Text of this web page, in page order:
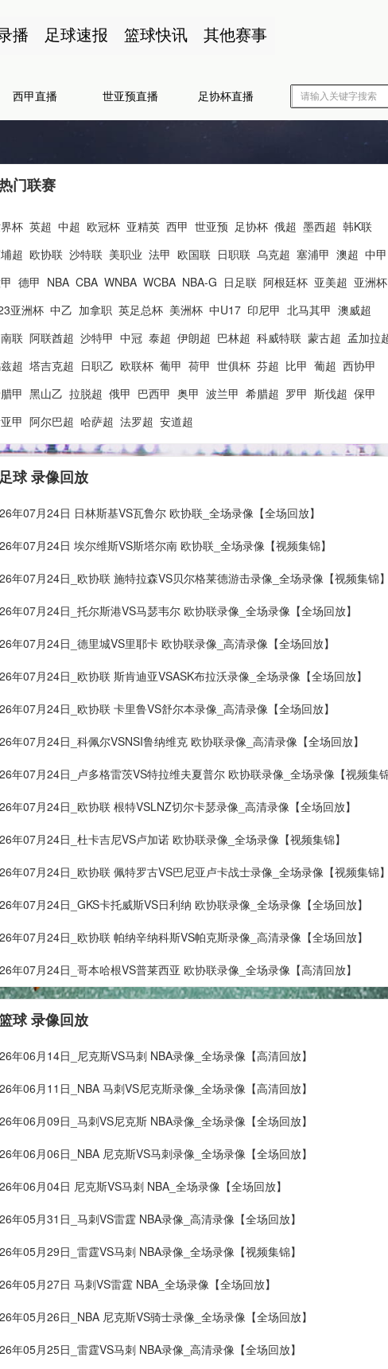
播 足球速报 篮球快讯 其他赛事
西甲直播 世亚预直播 足协杯直播
门联赛
杯 英超 中超 欧冠杯 亚精英 西甲 世亚预 足协杯 俄超 墨西超 韩K联
超 欧协联 沙特联 美职业 法甲 欧国联 日职联 乌克超 塞浦甲 澳超 中甲
德甲 NBA CBA WNBA WCBA NBA-G 日足联 阿根廷杯 亚美超 亚洲杯
亚洲杯 中乙 加拿职 英足总杯 美洲杯 中U17 印尼甲 北马其甲 澳威超
联 阿联酋超 沙特甲 中冠 泰超 伊朗超 巴林超 科威特联 蒙古超 孟加拉
超 塔吉克超 日职乙 欧联杯 葡甲 荷甲 世俱杯 芬超 比甲 葡超 西协甲
甲 黑山乙 拉脱超 俄甲 巴西甲 奥甲 波兰甲 希腊超 罗甲 斯伐超 保甲
甲 阿尔巴超 哈萨超 法罗超 安道超
足球 录像回放
年07月24日 日林斯基VS瓦鲁尔 欧协联_全场录像【全场回放】
年07月24日 埃尔维斯VS斯塔尔南 欧协联_全场录像【视频集锦】
年07月24日_欧协联 施特拉森VS贝尔格莱德游击录像_全场录像【视频集锦
年07月24日_托尔斯港VS马瑟韦尔 欧协联录像_全场录像【全场回放】
年07月24日_德里城VS里耶卡 欧协联录像_高清录像【全场回放】
年07月24日_欧协联 斯肯迪亚VSASK布拉沃录像_全场录像【全场回放】
年07月24日_欧协联 卡里鲁VS舒尔本录像_高清录像【全场回放】
年07月24日_科佩尔VSNSI鲁纳维克 欧协联录像_高清录像【全场回放】
年07月24日_卢多格雷茨VS特拉维夫夏普尔 欧协联录像_全场录像【视频集
年07月24日_欧协联 根特VSLNZ切尔卡瑟录像_高清录像【全场回放】
年07月24日_杜卡吉尼VS卢加诺 欧协联录像_全场录像【视频集锦】
年07月24日_欧协联 佩特罗古VS巴尼亚卢卡战士录像_全场录像【视频集锦
年07月24日_GKS卡托威斯VS日利纳 欧协联录像_全场录像【全场回放】
年07月24日_欧协联 帕纳辛纳科斯VS帕克斯录像_高清录像【全场回放】
年07月24日_哥本哈根VS普莱西亚 欧协联录像_全场录像【高清回放】
球 录像回放
年06月14日_尼克斯VS马刺 NBA录像_全场录像【高清回放】
年06月11日_NBA 马刺VS尼克斯录像_全场录像【高清回放】
年06月09日_马刺VS尼克斯 NBA录像_全场录像【全场回放】
年06月06日_NBA 尼克斯VS马刺录像_全场录像【全场回放】
年06月04日 尼克斯VS马刺 NBA_全场录像【全场回放】
年05月31日_马刺VS雷霆 NBA录像_高清录像【全场回放】
年05月29日_雷霆VS马刺 NBA录像_全场录像【视频集锦】
年05月27日 马刺VS雷霆 NBA_全场录像【全场回放】
年05月26日_NBA 尼克斯VS骑士录像_全场录像【全场回放】
年05月25日_雷霆VS马刺 NBA录像_高清录像【全场回放】